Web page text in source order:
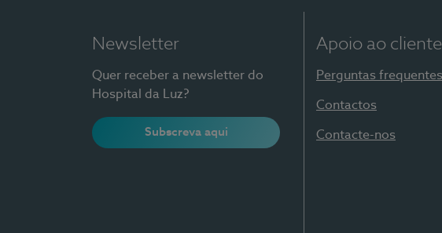
Newsletter
Quer receber a newsletter do
Hospital da Luz?
Subscreva aqui
Apoio ao cliente
Perguntas frequentes
Contactos
Contacte-nos